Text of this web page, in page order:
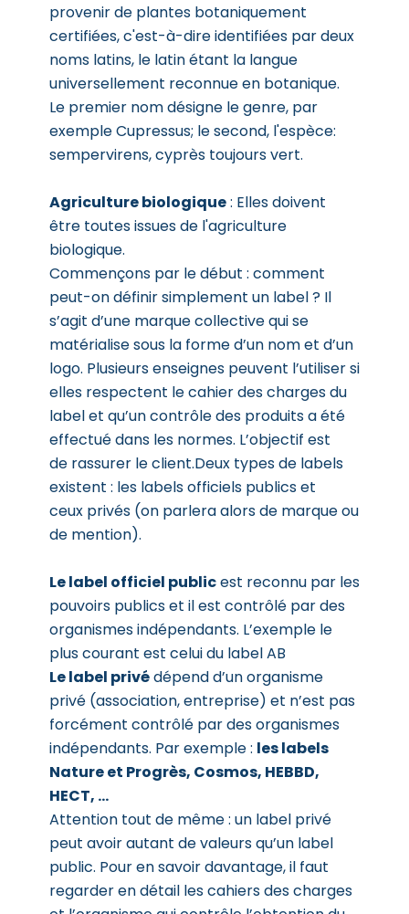
provenir de plantes botaniquement
certifiées, c'est-à-dire identifiées par deux
noms latins, le latin étant la langue
universellement reconnue en botanique.
Le premier nom désigne le genre, par
exemple Cupressus; le second, l'espèce:
sempervirens, cyprès toujours vert.
Agriculture biologique: Elles doivent
être toutes issues de l'agriculture
biologique.
Commençons par le début : comment
peut-on définir simplement un label ? Il
s’agit d’une marque collective qui se
matérialise sous la forme d’un nom et d’un
logo. Plusieurs enseignes peuvent l’utiliser si
elles respectent le cahier des charges du
label et qu’un contrôle des produits a été
effectué dans les normes. L’objectif est
de rassurer le client.Deux types de labels
existent : les labels officiels publics et
ceux privés (on parlera alors de marque ou
de mention).
Le label officiel publicest reconnu par les
pouvoirs publics et il est contrôlé par des
organismes indépendants. L’exemple le
plus courant est celui du label AB
Le label privédépend d’un organisme
privé (association, entreprise) et n’est pas
forcément contrôlé par des organismes
indépendants. Par exemple : les labels
Nature et Progrès, Cosmos, HEBBD,
HECT, …
Attention tout de même : un label privé
peut avoir autant de valeurs qu’un label
public. Pour en savoir davantage, il faut
regarder en détail les cahiers des charges